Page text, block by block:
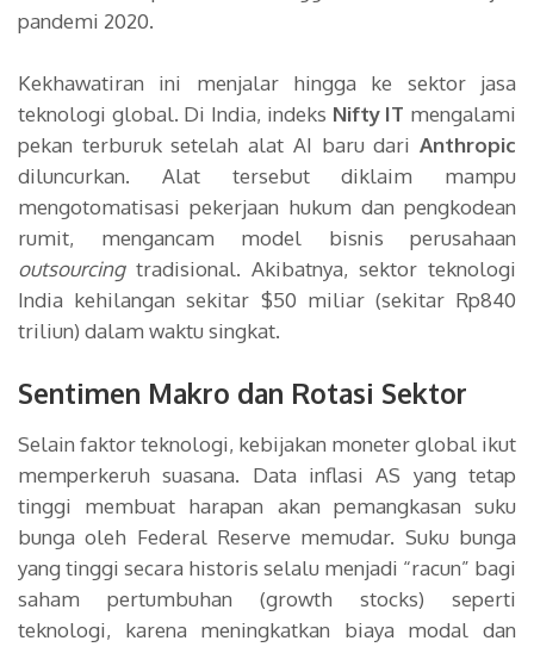
pandemi 2020.
Kekhawatiran ini menjalar hingga ke sektor jasa
teknologi global. Di India, indeks Nifty IT mengalami
pekan terburuk setelah alat AI baru dari Anthropic
diluncurkan. Alat tersebut diklaim mampu
mengotomatisasi pekerjaan hukum dan pengkodean
rumit, mengancam model bisnis perusahaan
outsourcingtradisional. Akibatnya, sektor teknologi
India kehilangan sekitar $50 miliar (sekitar Rp840
triliun) dalam waktu singkat.
Sentimen Makro dan Rotasi Sektor
Selain faktor teknologi, kebijakan moneter global ikut
memperkeruh suasana. Data inflasi AS yang tetap
tinggi membuat harapan akan pemangkasan suku
bunga oleh Federal Reserve memudar. Suku bunga
yang tinggi secara historis selalu menjadi “racun” bagi
saham pertumbuhan (growth stocks) seperti
teknologi, karena meningkatkan biaya modal dan